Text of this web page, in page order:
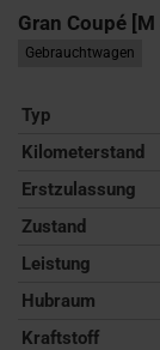
Gran Coupé [M
Gebrauchtwagen
Typ
Kilometerstand
Erstzulassung
Zustand
Leistung
Hubraum
Kraftstoff